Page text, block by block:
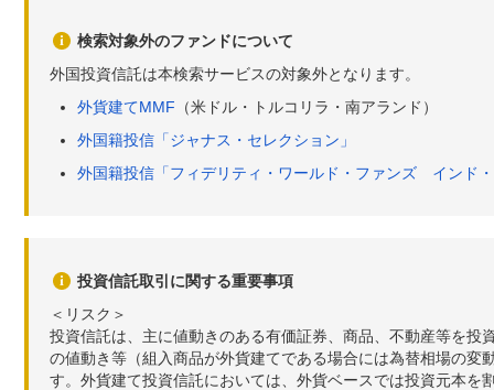
検索対象外のファンドについて
外国投資信託は本検索サービスの対象外となります。
外貨建てMMF （米ドル・トルコリラ・南アランド）
外国籍投信「ジャナス・セレクション」
外国籍投信「フィデリティ・ワールド・ファンズ インド
投資信託取引に関する重要事項
＜リスク＞
投資信託は、主に値動きのある有価証券、商品、不動産等を
の値動き等（組入商品が外貨建てである場合には為替相場の
す。外貨建て投資信託においては、外貨ベースでは投資元本